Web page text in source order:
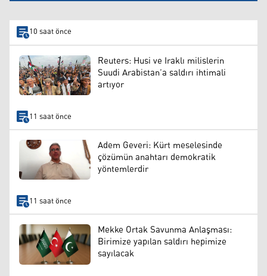
10 saat önce
Reuters: Husi ve Iraklı milislerin
Suudi Arabistan’a saldırı ihtimali
artıyor
11 saat önce
Adem Geveri: Kürt meselesinde
çözümün anahtarı demokratik
yöntemlerdir
11 saat önce
Mekke Ortak Savunma Anlaşması:
Birimize yapılan saldırı hepimize
sayılacak